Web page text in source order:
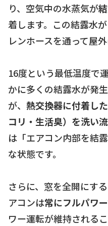
り、空気中の水蒸気が
着します。この結露水
レンホースを通って屋
16度という最低温度で
かに多くの結露水が発
が、 熱交換器に付着し
コリ・生活臭）を洗い
は「エアコン内部を結
な状態です。
さらに、窓を全開にす
アコンは常にフルパワ
ワー運転が維持される